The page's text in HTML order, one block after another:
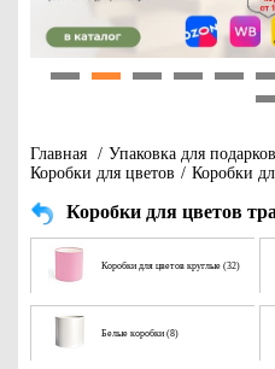
Главная / Упаковка для
Коробки для цветов / Коробки
Коробки для цветов
Коробки для цветов круглые (32)
Белые коробки (8)